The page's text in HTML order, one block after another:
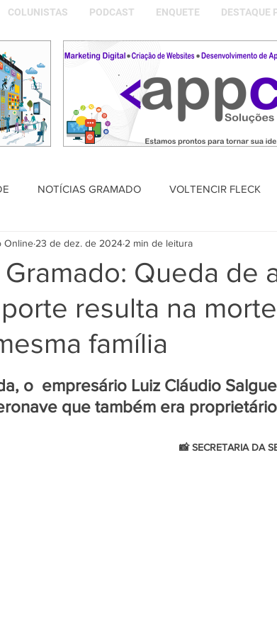
COLUNISTAS PODCAST ENQUETE DESTAQUE
NOTÍCIAS GRAMADO VOLTENCIR FLECK
PODCAST DESTAQUE POLÍTICO
Queda de
resulta na
família
Online 23 de dez. de 2024 2 min de leitura
o  empresário Luiz Cláudio
que também era proprietário